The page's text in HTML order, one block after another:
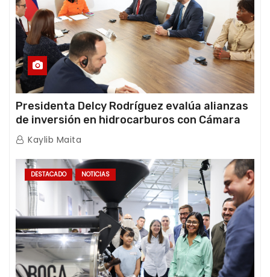
Presidenta Delcy Rodríguez evalúa alianzas
de inversión en hidrocarburos con Cámara
Africana de Energía
Kaylib Maita
DESTACADO NOTICIAS